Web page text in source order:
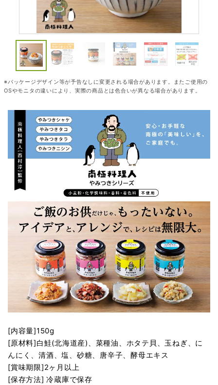
※パッケージデザイン等が予告なしに変更される場合があります。またご使用の
OSやモニタの違いにより、実際の商品とは色合いが異なる場合があります。
[内容量]150g
[原材料]白鮭(北海道産)、菜種油、ホタテ貝、玉ねぎ、に
んにく、清酒、塩、砂糖、唐辛子、酵母エキス
[賞味期限]2ヶ月以上
[保存方法] 冷蔵庫で保存